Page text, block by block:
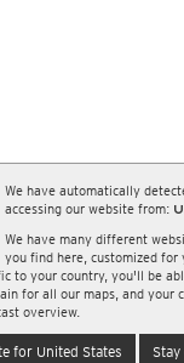
We have automatically
accessing our website from:
We have many different
you find here, customized for
to your country, you'll be
for all our maps, and your
overview.
for United States